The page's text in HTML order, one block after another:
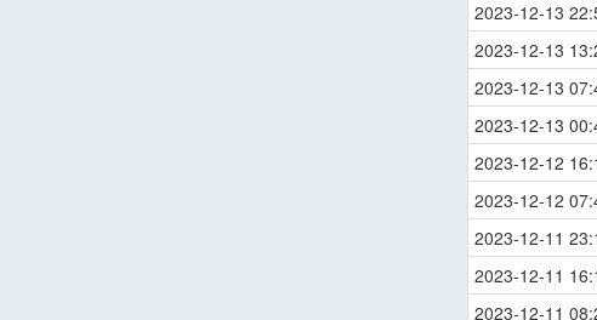
2023-12-13
2023-12-13
2023-12-13
2023-12-13
2023-12-12
2023-12-12
2023-12-11
2023-12-11
2023-12-11